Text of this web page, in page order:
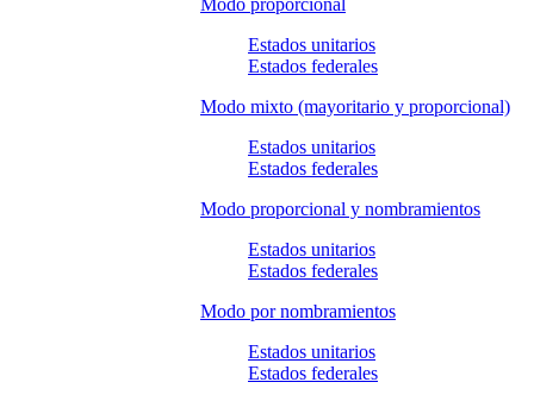
Estados unitarios
Estados federales
Modo mixto (mayoritario y proporcional)
Estados unitarios
Estados federales
Modo proporcional y nombramientos
Estados unitarios
Estados federales
Modo por nombramientos
Estados unitarios
Estados federales